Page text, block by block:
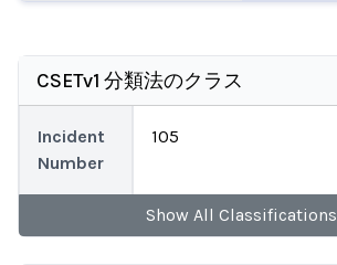
CSETv1 分類法のクラス
Incident
Number
105
Show All Classifications